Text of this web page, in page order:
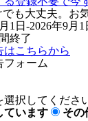
も大丈夫。お
1日-2026年9月1
終了
はこちらから
フォーム
選択してくださ
ています
その